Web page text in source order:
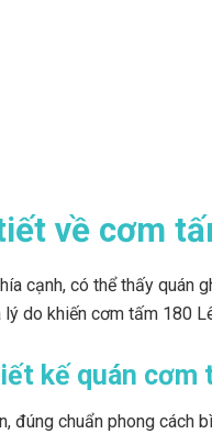
về cơm
cạnh, có thể thấy quán
do khiến cơm tấm 180
kế quán cơm
đúng chuẩn phong cách